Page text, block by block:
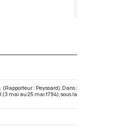
: Peyssard). Dans :
(3 mai au 25 mai 1794) , sous la